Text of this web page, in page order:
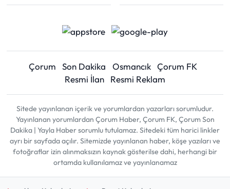
Çorum Son Dakika Osmancık Çorum FK
Resmi İlan
Resmi Reklam
Sitede yayınlanan içerik ve yorumlardan yazarları sorumludur.
Yayınlanan yorumlardan Çorum Haber, Çorum FK, Çorum Son
Dakika | Yayla Haber sorumlu tutulamaz. Sitedeki tüm harici linkler
ayrı bir sayfada açılır. Sitemizde yayınlanan haber, köşe yazıları ve
fotoğraflar izin alınmaksızın kaynak gösterilse dahi, herhangi bir
ortamda kullanılamaz ve yayınlanamaz